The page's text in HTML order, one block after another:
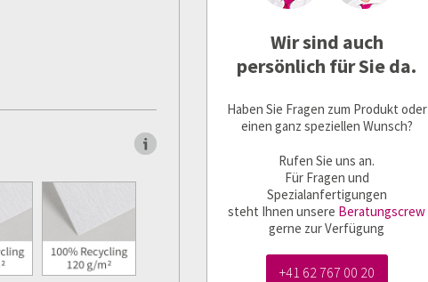
Wir sind auch
persönlich für Sie da.
Haben Sie Fragen zum Produkt oder
einen ganz speziellen Wunsch?
Rufen Sie uns an.
Für Fragen und
Spezialanfertigungen
steht Ihnen unsere Beratungscrew
gerne zur Verfügung
+41 62 767 00 20